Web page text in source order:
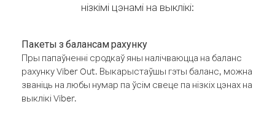
нізкімі цэнамі на выклікі:
Пакеты з балансам рахунку
Пры папаўненні сродкаў яны налічваюцца на баланс
рахунку Viber Out. Выкарыстаўшы гэты баланс, можна
званіць на любы нумар па ўсім свеце па нізкіх цэнах на
выклікі Viber.